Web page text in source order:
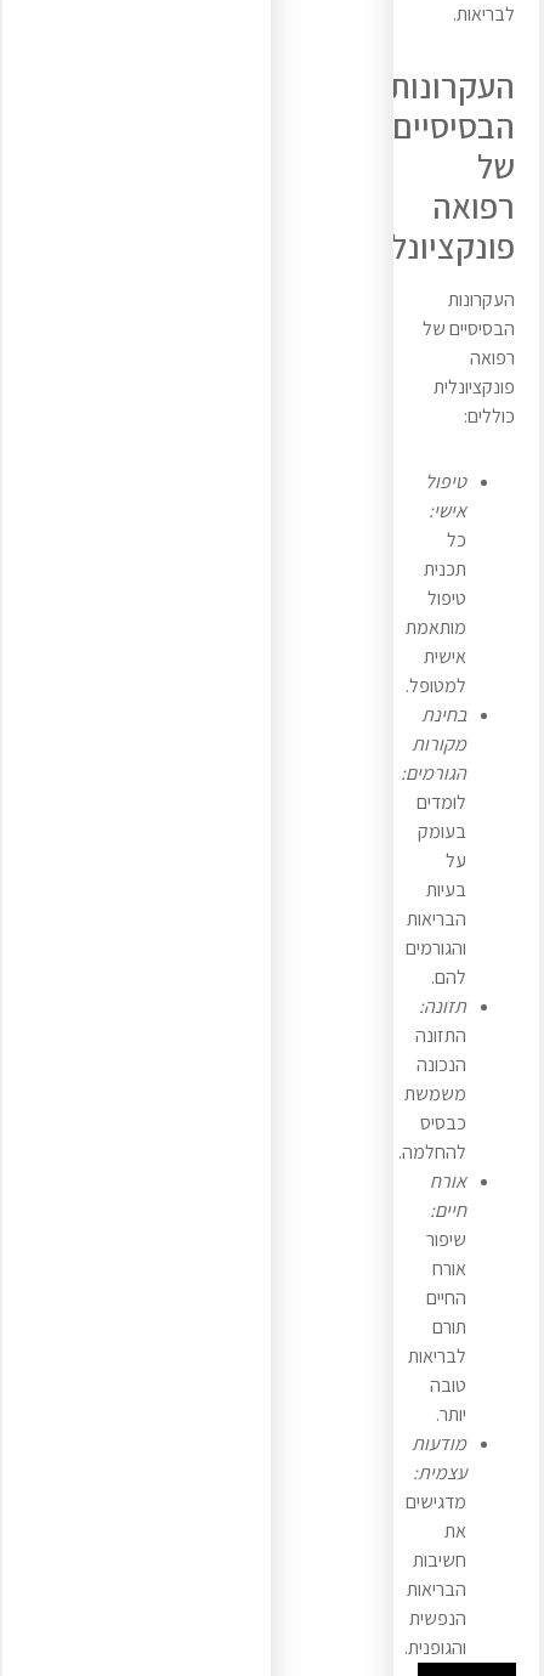
לבריאות.
העקרונות
הבסיסיים
של
רפואה
פונקציונלית
העקרונות
הבסיסיים של
רפואה
פונקציונלית
כוללים:
טיפול
אישי:
כל
תכנית
טיפול
מותאמת
אישית
למטופל.
בחינת
מקורות
הגורמים:
לומדים
בעומק
על
בעיות
הבריאות
והגורמים
להם.
תזונה:
התזונה
הנכונה
משמשת
כבסיס
להחלמה.
אורח
חיים:
שיפור
אורח
החיים
תורם
לבריאות
טובה
יותר.
מודעות
עצמית:
מדגישים
את
חשיבות
הבריאות
הנפשית
והגופנית.